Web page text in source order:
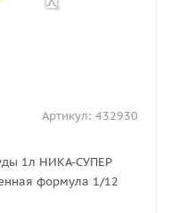
Артикул: 432930
1л НИКА-СУПЕР
формула 1/12